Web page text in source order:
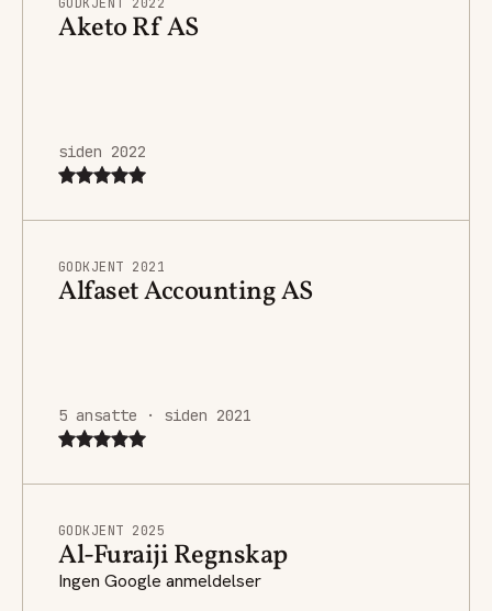
Aketo Rf AS
siden 2022
GODKJENT 2021
Alfaset Accounting AS
5 ansatte · siden 2021
GODKJENT 2025
Al-Furaiji Regnskap
Ingen Google anmeldelser